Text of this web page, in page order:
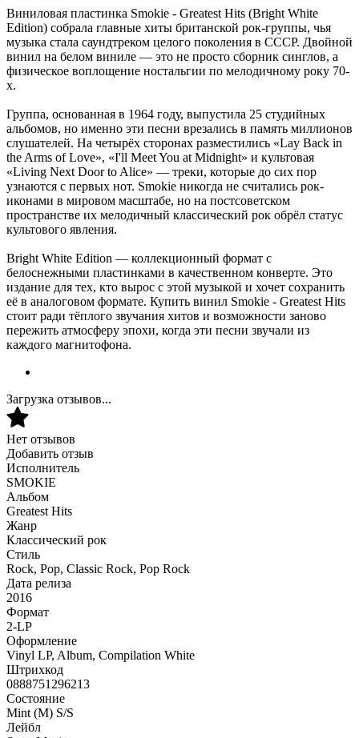
Виниловая пластинка Smokie - Greatest Hits (Bright White
Edition) собрала главные хиты британской рок-группы, чья
музыка стала саундтреком целого поколения в СССР. Двойной
винил на белом виниле — это не просто сборник синглов, а
физическое воплощение ностальгии по мелодичному року 70-
х.
Группа, основанная в 1964 году, выпустила 25 студийных
альбомов, но именно эти песни врезались в память миллионов
слушателей. На четырёх сторонах разместились «Lay Back in
the Arms of Love», «I'll Meet You at Midnight» и культовая
«Living Next Door to Alice» — треки, которые до сих пор
узнаются с первых нот. Smokie никогда не считались рок-
иконами в мировом масштабе, но на постсоветском
пространстве их мелодичный классический рок обрёл статус
культового явления.
Bright White Edition — коллекционный формат с
белоснежными пластинками в качественном конверте. Это
издание для тех, кто вырос с этой музыкой и хочет сохранить
её в аналоговом формате. Купить винил Smokie - Greatest Hits
стоит ради тёплого звучания хитов и возможности заново
пережить атмосферу эпохи, когда эти песни звучали из
каждого магнитофона.
Загрузка отзывов...
Нет отзывов
Добавить отзыв
Исполнитель
SMOKIE
Альбом
Greatest Hits
Жанр
Классический рок
Стиль
Rock, Pop, Classic Rock, Pop Rock
Дата релиза
2016
Формат
2-LP
Оформление
Vinyl LP, Album, Compilation White
Штрихкод
0888751296213
Состояние
Mint (M) S/S
Лейбл